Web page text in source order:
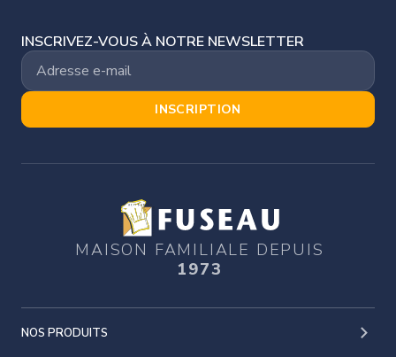
INSCRIVEZ-VOUS À NOTRE NEWSLETTER
INSCRIPTION
MAISON FAMILIALE DEPUIS
1973
NOS PRODUITS